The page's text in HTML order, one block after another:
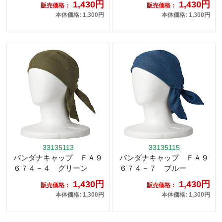
販売価格： 1,430円
本体価格: 1,300円
販売価格： 1,430円
本体価格: 1,300円
33135113
バンダナキャップ ＦＡ９
６７４－４ グリーン
販売価格： 1,430円
本体価格: 1,300円
33135115
バンダナキャップ ＦＡ９
６７４－７ ブルー
販売価格： 1,430円
本体価格: 1,300円